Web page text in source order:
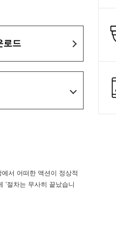
로드
서 어떠한 액션이 정상적
‘절차는 무사히 끝났습니